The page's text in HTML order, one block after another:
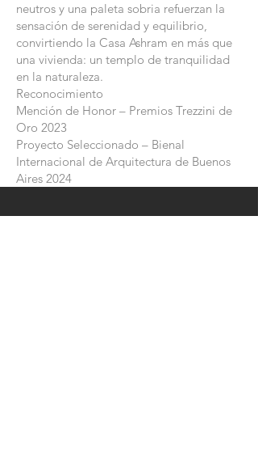
neutros y una paleta sobria refuerzan la
sensación de serenidad y equilibrio,
convirtiendo la Casa Ashram en más que
una vivienda: un templo de tranquilidad
en la naturaleza.
Reconocimiento
Mención de Honor – Premios Trezzini de
Oro 2023
Proyecto Seleccionado – Bienal
Internacional de Arquitectura de Buenos
Aires 2024